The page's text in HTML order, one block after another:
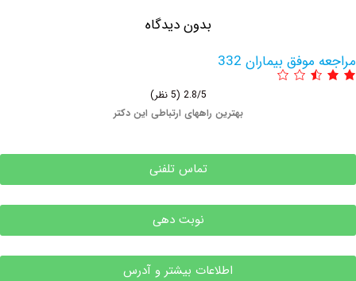
بدون دیدگاه
بیماران 332
بهترین راههای ارتباطی این دکتر
تماس تلفنی
نوبت دهی
اطلاعات بیشتر و آدرس